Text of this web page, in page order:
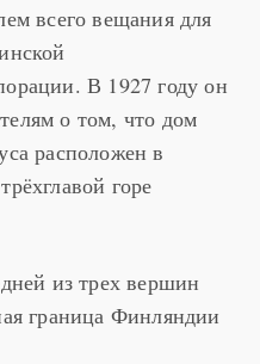
всего вещания для
В 1927 году он
о том, что дом
расположен в
горе
из трех вершин
граница Финляндии